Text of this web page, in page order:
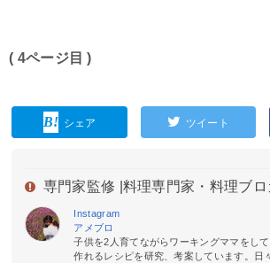
( 4ページ目 )
シェア ツイート
専門家監修 | 料理専門家・料理ブ
Instagram
アメブロ
子供を2人育てながらワーキングママをし
作れるレシピを研究、考案しています。日